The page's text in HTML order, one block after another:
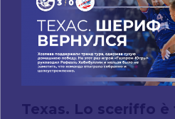
Texas. Lo sceriffo